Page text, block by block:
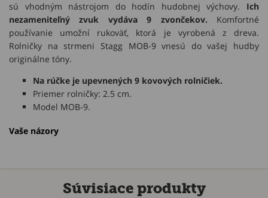
sú vhodným nástrojom do hodín hudobnej výchovy. Ich
nezameniteľný zvuk vydáva 9 zvončekov. Komfortné
používanie umožní rukoväť, ktorá je vyrobená z dreva.
Rolničky na strmeni Stagg MOB-9 vnesú do vašej hudby
originálne tóny.
Na rúčke je upevnených 9 kovových rolničiek.
Priemer rolničky: 2.5 cm.
Model MOB-9.
Vaše názory
Súvisiace produkty